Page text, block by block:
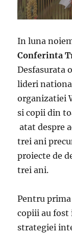
In luna
Conferinta
Desfasurata
lideri
organizatiei
si copii din
atat despre
trei ani
proiecte de
trei ani.
Pentru
copiii au
strategiei